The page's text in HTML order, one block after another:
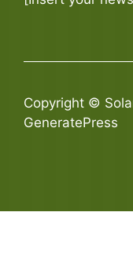
Copyright ©
GeneratePress